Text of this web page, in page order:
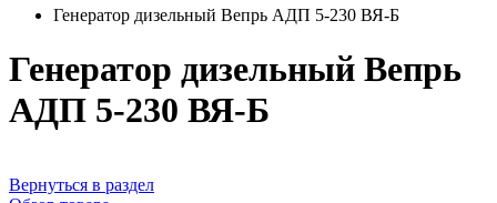
Генератор дизельный Вепрь АДП 5-230 ВЯ-Б
Генератор дизельный Вепрь
АДП 5-230 ВЯ-Б
Вернуться в раздел